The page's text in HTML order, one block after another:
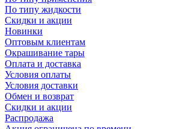
По типу жидкости
Скидки и акции
Новинки
Оптовым клиентам
Окрашивание тары
Оплата и доставка
Условия оплаты
Условия доставки
Обмен и возврат
Скидки и акции
Распродажа